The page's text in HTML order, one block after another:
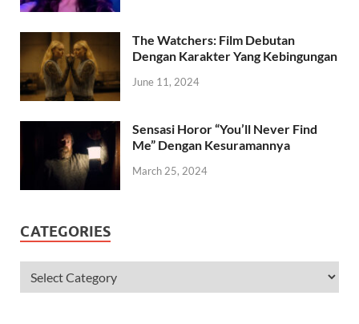
The Watchers: Film Debutan
Dengan Karakter Yang Kebingungan
June 11, 2024
Sensasi Horor “You’ll Never Find
Me” Dengan Kesuramannya
March 25, 2024
CATEGORIES